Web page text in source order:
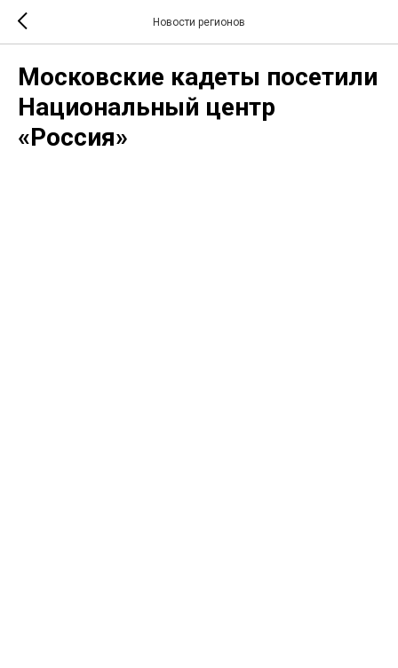
Новости регионов
Московские кадеты посетили
Национальный центр
«Россия»